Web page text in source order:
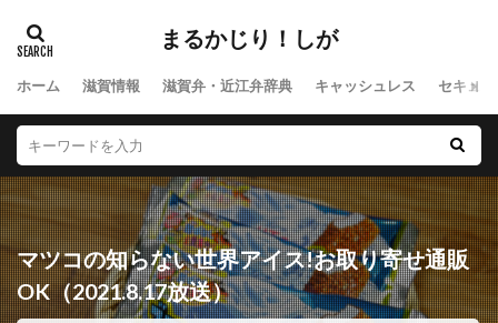
まるかじり！しが
ホーム 滋賀情報 滋賀弁・近江弁辞典 キャッシュレス セキュ
マツコの知らない世界アイス!お取り寄せ通販
OK（2021.8.17放送）